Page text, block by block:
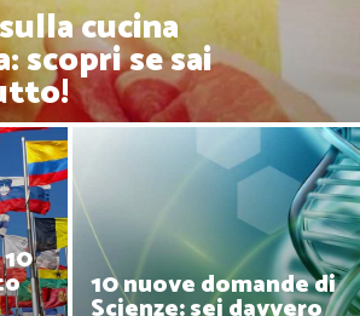
cucina
scopri se sai
10 nuove domande di